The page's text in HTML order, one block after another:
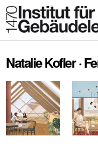
Natalie Kofler ·